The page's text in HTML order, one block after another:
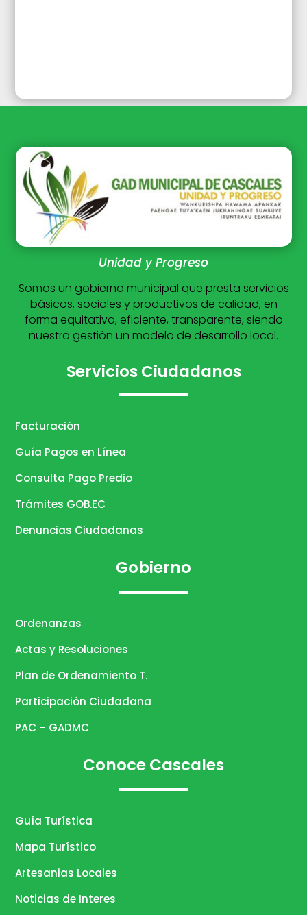
Unidad y Progreso
Somos un gobierno municipal que presta servicios
básicos, sociales y productivos de calidad, en
forma equitativa, eficiente, transparente, siendo
nuestra gestión un modelo de desarrollo local.
Servicios Ciudadanos
Facturación
Guía Pagos en Línea
Consulta Pago Predio
Trámites GOB.EC
Denuncias Ciudadanas
Gobierno
Ordenanzas
Actas y Resoluciones
Plan de Ordenamiento T.
Participación Ciudadana
PAC – GADMC
Conoce Cascales
Guía Turística
Mapa Turístico
Artesanias Locales
Noticias de Interes